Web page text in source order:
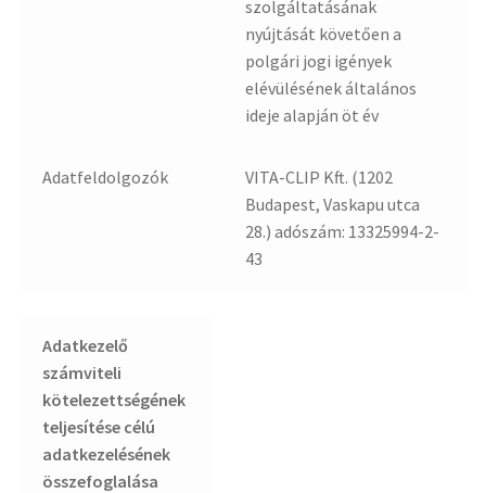
szolgáltatásának
nyújtását követően a
polgári jogi igények
elévülésének általános
ideje alapján öt év
Adatfeldolgozók
VITA-CLIP Kft. (1202
Budapest, Vaskapu utca
28.) adószám: 13325994-2-
43
Adatkezelő
számviteli
kötelezettségének
teljesítése célú
adatkezelésének
összefoglalása